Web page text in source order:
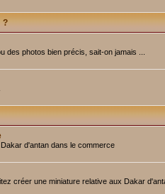
?
des photos bien précis, sait-on jamais ...
d'antan dans le commerce
créer une miniature relative aux Dakar